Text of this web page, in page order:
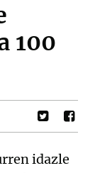
100
idazle